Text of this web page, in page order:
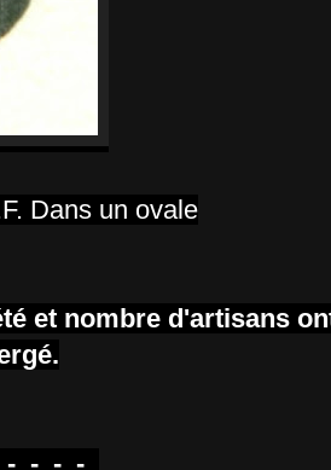
Dans un ovale
et nombre d'artisans
_-_-_